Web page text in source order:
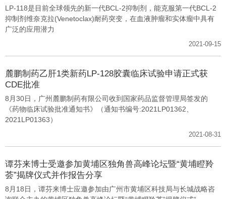
LP-118是目前全球领先的新一代BCL-2抑制剂，能克服第一代BCL-2
抑制剂维奈克拉(Venetoclax)耐药突变，在血液肿瘤和实体瘤中具有
广泛的应用潜力
2021-09-15
麓鹏制药乙肝1类新药LP-128胶囊临床试验申请正式获
CDE批准
8月30日，广州麓鹏制药有限公司收到国家药品监督管理局签发的
《药物临床试验批准通知书》（通知书编号:2021LP01362、
2021LP01363）
2021-08-31
谭芬来博士受邀参加黄埔区独角兽高峰论坛暨“黄埔瞪羚
荟”揭牌仪式并作报告分享
8月18日，谭芬来博士应邀参加由广州市黄埔区科技局与长城战略咨